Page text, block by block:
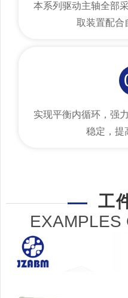
本系列驱动主轴全部
取装置配合
实现平衡内循环，强
稳定，提
工
EXAMPLES